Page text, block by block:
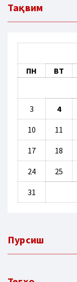
Тақвим
ПН
ВТ
3 4
10 11
17 18
24 25
31
Пурсиш